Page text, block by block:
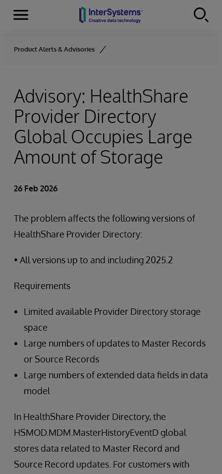
Skip to content
Menu
Product Alerts & Advisories
Advisory: HealthShare
Provider Directory
Global Occupies Large
Amount of Storage
26 Feb 2026
The problem affects the following versions of
HealthShare Provider Directory:
• All versions up to and including 2025.2
Requirements
Limited available Provider Directory storage
space
Large numbers of updates to Master Records
or Source Records
Large numbers of extended data fields in data
model
In HealthShare Provider Directory, the
HSMOD.MDM.MasterHistoryEventD global
stores data related to Master Record and
Source Record updates. For customers with